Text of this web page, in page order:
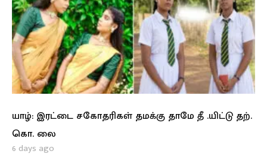
யாழ்: இரட்டை சகோதரிகள் தமக்கு தாமே தீ .யிட்டு தற்.
கொ. லை
6 days ago